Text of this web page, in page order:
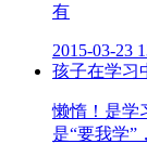
有
2015-03-23
孩子在学习
懒惰！是学
是“要我学”